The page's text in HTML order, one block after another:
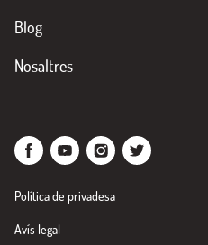
Blog
Nosaltres
Política de privadesa
Avís legal